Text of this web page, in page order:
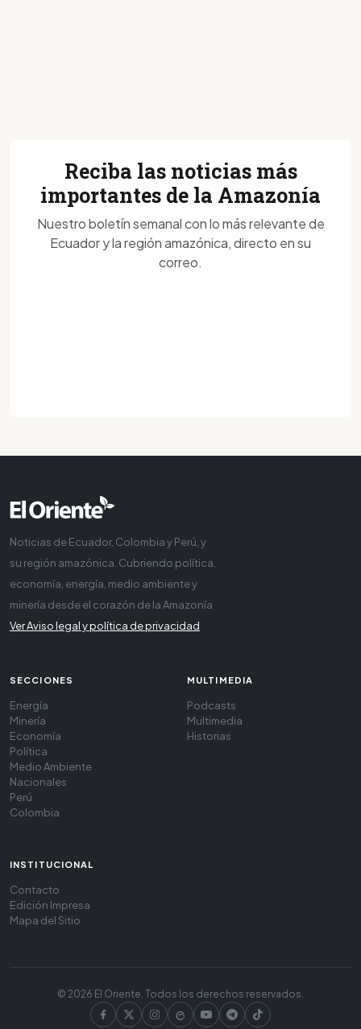
Reciba las noticias más
importantes de la Amazonía
Nuestro boletín semanal con lo más relevante de
Ecuador y la región amazónica, directo en su
correo.
Noticias de Ecuador, Colombia y Perú, y
su región amazónica. Cubriendo política,
economía, energía, medio ambiente y
minería desde el corazón de la Amazonía
Ver Aviso legal y política de privacidad
SECCIONES
Energía
Minería
Economía
Política
Medio Ambiente
Nacionales
Perú
Colombia
MULTIMEDIA
Podcasts
Multimedia
Historias
INSTITUCIONAL
Contacto
Edición Impresa
Mapa del Sitio
© 2026 El Oriente. Todos los derechos reservados.